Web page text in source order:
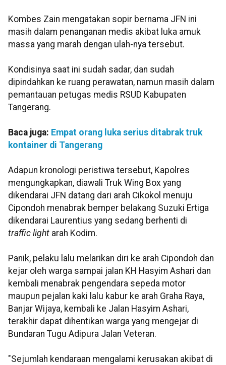
Kombes Zain mengatakan sopir bernama JFN ini
masih dalam penanganan medis akibat luka amuk
massa yang marah dengan ulah-nya tersebut.
Kondisinya saat ini sudah sadar, dan sudah
dipindahkan ke ruang perawatan, namun masih dalam
pemantauan petugas medis RSUD Kabupaten
Tangerang.
Baca juga: Empat orang luka serius ditabrak truk
kontainer di Tangerang
Adapun kronologi peristiwa tersebut, Kapolres
mengungkapkan, diawali Truk Wing Box yang
dikendarai JFN datang dari arah Cikokol menuju
Cipondoh menabrak bemper belakang Suzuki Ertiga
dikendarai Laurentius yang sedang berhenti di
traffic light arah Kodim.
Panik, pelaku lalu melarikan diri ke arah Cipondoh dan
kejar oleh warga sampai jalan KH Hasyim Ashari dan
kembali menabrak pengendara sepeda motor
maupun pejalan kaki lalu kabur ke arah Graha Raya,
Banjar Wijaya, kembali ke Jalan Hasyim Ashari,
terakhir dapat dihentikan warga yang mengejar di
Bundaran Tugu Adipura Jalan Veteran.
"Sejumlah kendaraan mengalami kerusakan akibat di